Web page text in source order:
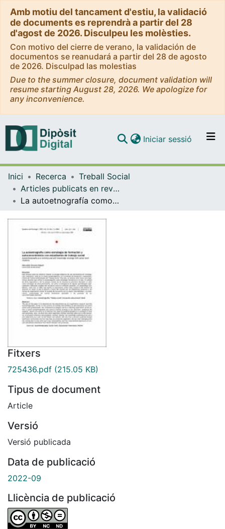
Amb motiu del tancament d'estiu, la validació
de documents es reprendrà a partir del 28
d'agost de 2026. Disculpeu les molèsties.
Con motivo del cierre de verano, la validación de
documentos se reanudará a partir del 28 de agosto
de 2026. Disculpad las molestias
Due to the summer closure, document validation will
resume starting August 28, 2026. We apologize for
any inconvenience.
Navega per tot el DD
Contacte
Iniciar sessió (current)
Inici Recerca
Treball Social
Articles publicats en revistes (Treball Social)
La autoetnografía como estrategia de formación y autoconocimiento con estudiantes de trabajo social
Fitxers
725436.pdf (215.05 KB)
Tipus de document
Article
Versió
Versió publicada
Data de publicació
2022-09
Llicència de publicació